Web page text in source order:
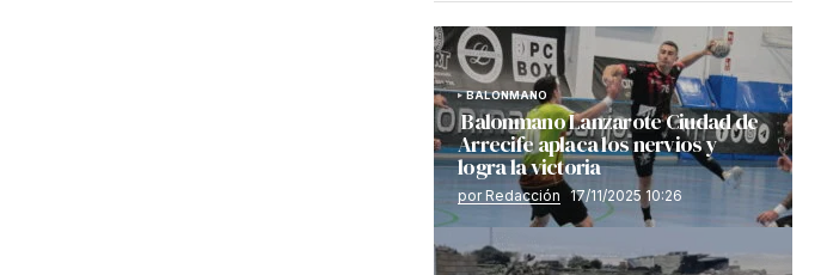
BALONMANO
Balonmano Lanzarote Ciudad de
Arrecife aplaca los nervios y
logra la victoria
por Redacción 17/11/2025 10:26